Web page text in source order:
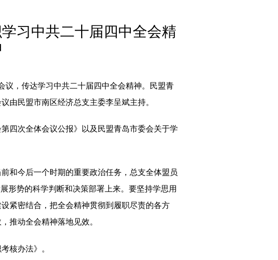
习中共二十届四中全会精
议，传达学习中共二十届四中全会精神。民盟青
由民盟市南区经济总支主委李呈斌主持。
四次全体会议公报》以及民盟青岛市委会关于学
和今后一个时期的重要政治任务，总支全体盟员
形势的科学判断和决策部署上来。要坚持学思用
紧密结合，把全会精神贯彻到履职尽责的各方
推动全会精神落地见效。
核办法》。